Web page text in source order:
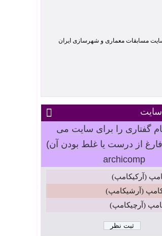
سایت
گفتاری را برای سایت می
از درست یا غلط بودن آن)
archicomp
(آرکیکامپ)
(آرشیکامپ)
(آرچیکامپ)